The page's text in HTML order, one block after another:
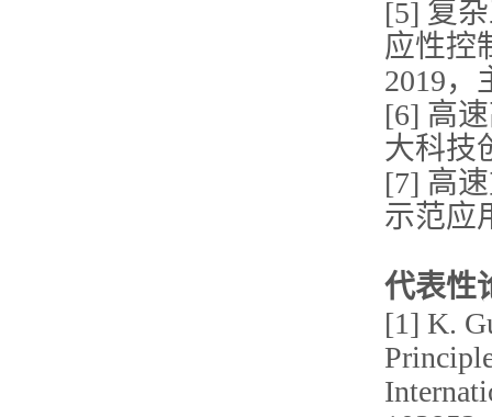
[5] 复
应性控
2019，
[6] 高
大科技
[7] 高
示范应
代表性
[1] K.